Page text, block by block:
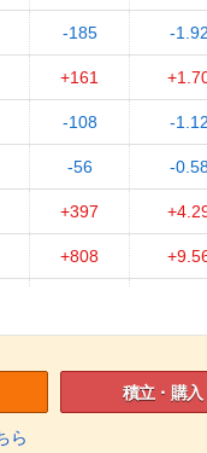
-185 -
+161
-108 -
-56 -
+397
+808
ら
積立・購入